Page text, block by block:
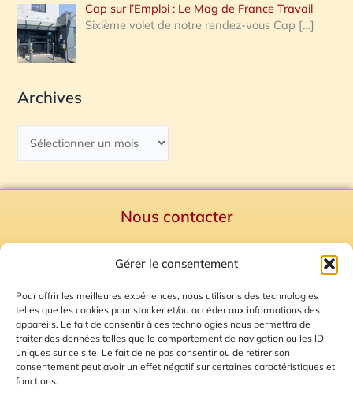
Gérer le consentement
Pour offrir les meilleures expériences, nous utilisons des technologies
telles que les cookies pour stocker et/ou accéder aux informations des
appareils. Le fait de consentir à ces technologies nous permettra de
traiter des données telles que le comportement de navigation ou les ID
uniques sur ce site. Le fait de ne pas consentir ou de retirer son
consentement peut avoir un effet négatif sur certaines caractéristiques et
fonctions.
Cap sur l’Emploi : Le Mag de France Travail
Sixième volet de notre rendez-vous Cap […]
Archives
Nous contacter
Mentions Légales
Plan du site
Gestion des Cookies